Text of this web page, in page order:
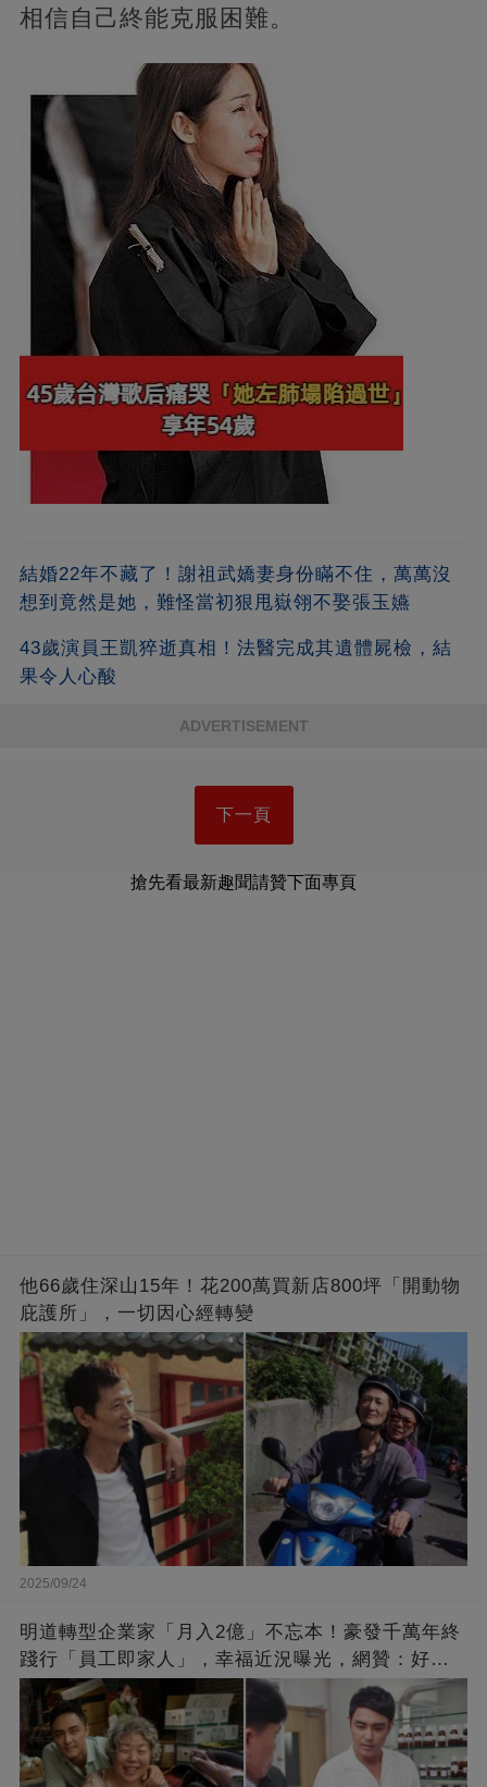
相信自己終能克服困難。
結婚22年不藏了！謝祖武嬌妻身份瞞不住，萬萬沒
想到竟然是她，難怪當初狠甩嶽翎不娶張玉嬿
43歲演員王凱猝逝真相！法醫完成其遺體屍檢，結
果令人心酸
ADVERTISEMENT
下一頁
搶先看最新趣聞請贊下面專頁
他66歲住深山15年！花200萬買新店800坪「開動物
庇護所」，一切因心經轉變
2025/09/24
明道轉型企業家「月入2億」不忘本！豪發千萬年終
踐行「員工即家人」，幸福近況曝光，網贊：好老
闆的福報